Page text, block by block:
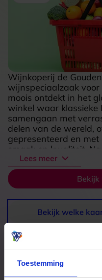
Toestemming
Wijnkoperij de Gouden
wijnspeciaalzaak voor
moois ontdekt in het
winkel waar klassieke
samengaan met
delen van de wereld,
gepresenteerd en met
smaak en kwaliteit.
zorgen proeverijen en
een ontspannen,
kiezen leuk wordt. Op
beleving extra kleur
ook direct kunt
De Gouden Ton tot
een bijzonder
of gewoon een
leren kennen.
Lees meer
Bekijk
Bekijk welke